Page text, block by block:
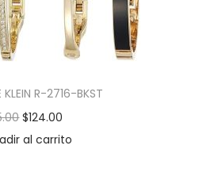
KLEIN R-2716-BKST
$124.00
al carrito